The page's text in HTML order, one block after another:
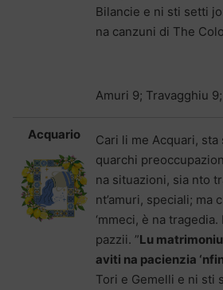
Bilancie e ni sti setti
na canzuni di The
Amuri 9; Travagghiu
Acquario
Cari li me Acquari, sta
quarchi
na situazioni, sia nto
nt’amuri, speciali; ma
‘mmeci, è na
pazzii. ”Lu
aviti na pacienzia
Tori e Gemelli e ni sti